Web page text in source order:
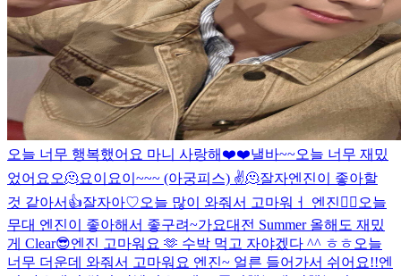
오늘 너무 행복했어요 마니 사랑해❤️❤️낼바~~오늘 너무 재밌
었어요오🫠요이 요이~~~ (아궁피스) ✌️🫠잘자엔진이 좋아할
것 같아서👍잘자아♡오늘 많이 와줘서 고마워ㅓ 엔진❤️‍🔥 오늘
무대 엔진이 좋아해서 좋구려~가요대전 Summer 올해도 재밌
게 Clear😎엔진 고마워요 🫶 수박 먹고 자야겠다 ^^ ㅎㅎ 오늘
너무 더운데 와줘서 고마워요 엔진~ 얼른 들어가서 쉬어요!!엔